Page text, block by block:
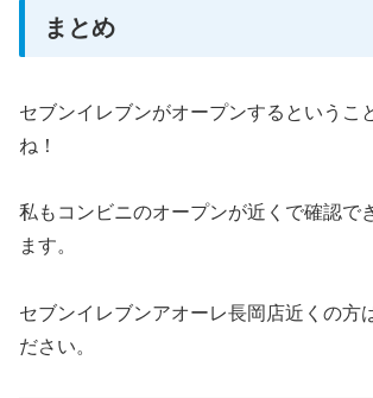
まとめ
セブンイレブンがオープンするというこ
ね！
私もコンビニのオープンが近くで確認で
ます。
セブンイレブンアオーレ長岡店近くの方
ださい。